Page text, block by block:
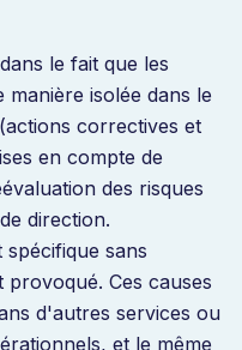
le fait que les
isolée dans le
correctives et
en compte de
des risques
direction.
sans
Ces causes
d'autres services ou
et le même